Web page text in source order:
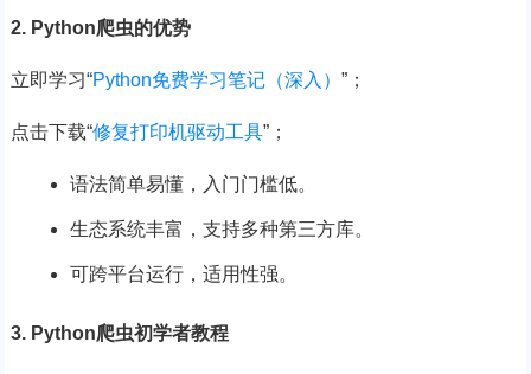
2. Python爬虫的优势
立即学习“Python免费学习笔记（深入） ”；
点击下载“修复打印机驱动工具”；
语法简单易懂，入门门槛低。
生态系统丰富，支持多种第三方库。
可跨平台运行，适用性强。
3. Python爬虫初学者教程